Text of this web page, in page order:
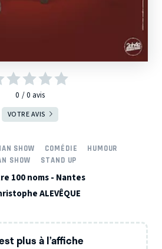
0 0 avis
VOTRE AVIS
SHOW COMÉDIE
HUMOUR
SHOW
STAND UP
100 noms - Nantes
ALEVÊQUE
plus à l’affiche